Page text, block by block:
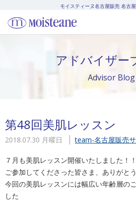
モイスティーヌ名古屋販売 名古
アドバイザー
Advisor Blog
第48回美肌レッスン
2018.07.30 月曜日 team-名古屋販売
７月も美肌レッスン開催いたしました！！
ご参加してくださった皆さま、ありがと
今回の美肌レッスンには幅広い年齢層の
した